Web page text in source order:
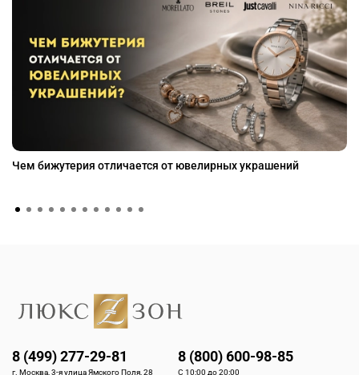
Чем бижутерия отличается от ювелирных украшений
8 (499) 277-29-81
г. Москва, 3-я улица Ямского Поля, 28
8 (800) 600-98-85
С 10:00 до 20:00